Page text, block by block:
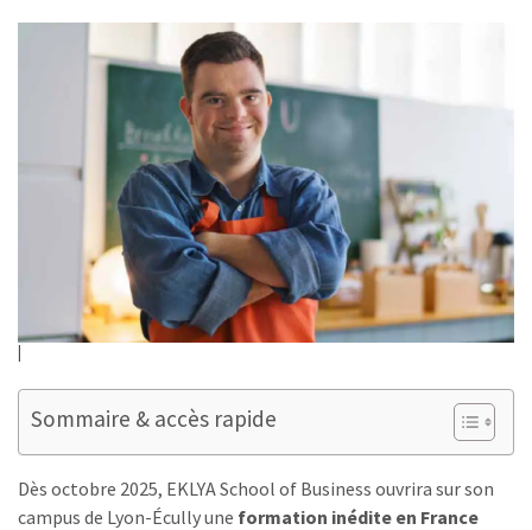
Sommaire & accès rapide
Dès octobre 2025, EKLYA School of Business ouvrira sur son
campus de Lyon-Écully une formation inédite en France